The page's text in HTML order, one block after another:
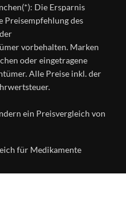
Die Ersparnis
Preisempfehlung des
vorbehalten. Marken
oder eingetragene
Alle Preise inkl. der
ein Preisvergleich von
für Medikamente